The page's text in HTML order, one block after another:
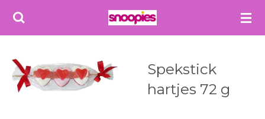
Ga
de
hoofdinhoud
Spekstick
hartjes 72 g